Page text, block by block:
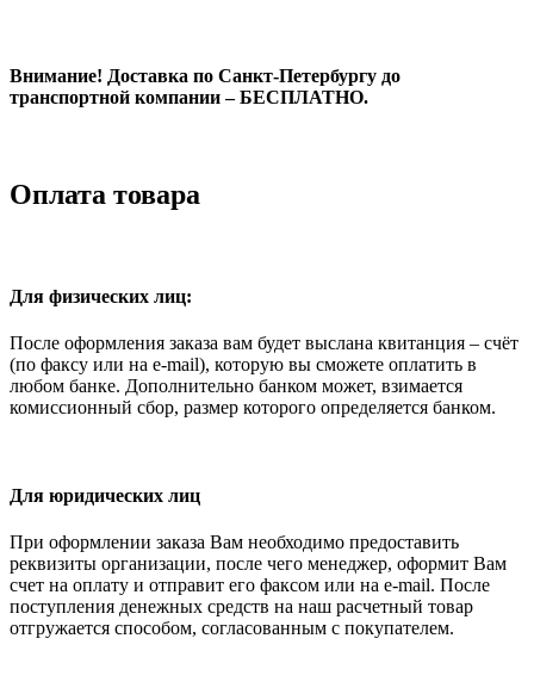
Внимание! Доставка по Санкт-Петербургу до
транспортной компании – БЕСПЛАТНО.
Оплата товара
Для физических лиц:
После оформления заказа вам будет выслана квитанция – счёт
(по факсу или на e-mail), которую вы сможете оплатить в
любом банке. Дополнительно банком может, взимается
комиссионный сбор, размер которого определяется банком.
Для юридических лиц
При оформлении заказа Вам необходимо предоставить
реквизиты организации, после чего менеджер, оформит Вам
счет на оплату и отправит его факсом или на e-mail. После
поступления денежных средств на наш расчетный товар
отгружается способом, согласованным с покупателем.